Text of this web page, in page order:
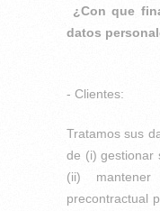
¿Con que
datos
- Clientes:
Tratamos sus
de (i) gestionar
(ii)
precontractual